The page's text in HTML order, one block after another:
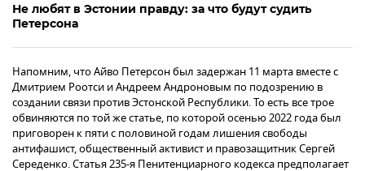
Не любят в Эстонии правду: за что будут судить
Петерсона
Напомним, что Айво Петерсон был задержан 11 марта вместе с
Дмитрием Роотси и Андреем Андроновым по подозрению в
создании связи против Эстонской Республики. То есть все трое
обвиняются по той же статье, по которой осенью 2022 года был
приговорен к пяти с половиной годам лишения свободы
антифашист, общественный активист и правозащитник Сергей
Середенко. Статья 235-я Пенитенциарного кодекса предполагает